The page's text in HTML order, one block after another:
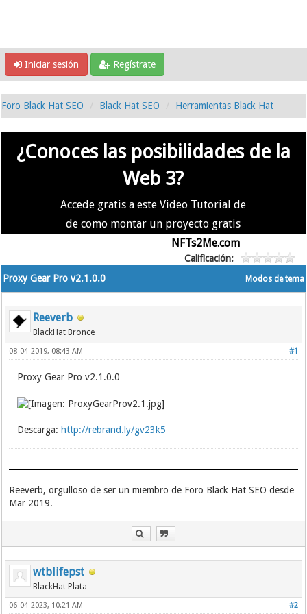
Iniciar sesión Regístrate
Foro Black Hat SEO Black Hat SEO Herramientas Black Hat
¿Conoces las posibilidades de la
Web 3?
Accede gratis a este Video Tutorial de
de como montar un proyecto gratis
NFTs2Me.com
Calificación:
Modos de tema
Proxy Gear Pro v2.1.0.0
Reeverb
BlackHat Bronce
#1
08-04-2019, 08:43 AM
Proxy Gear Pro v2.1.0.0
Descarga: http://rebrand.ly/gv23k5
Reeverb, orgulloso de ser un miembro de Foro Black Hat SEO desde
Mar 2019.
wtblifepst
BlackHat Plata
#2
06-04-2023, 10:21 AM